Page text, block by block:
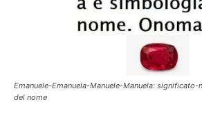
Emanuele-Emanuela-Manuele-Manuela:
del nome